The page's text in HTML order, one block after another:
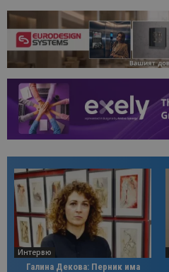
Интервю
Галина Декова: Перник има